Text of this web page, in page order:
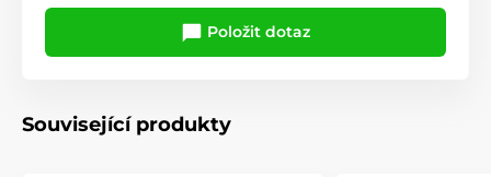
Položit dotaz
Související produkty